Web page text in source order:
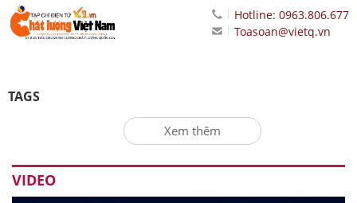
Hotline: 0963.806.677
Toasoan@vietq.vn
TAGS
Xem thêm
VIDEO